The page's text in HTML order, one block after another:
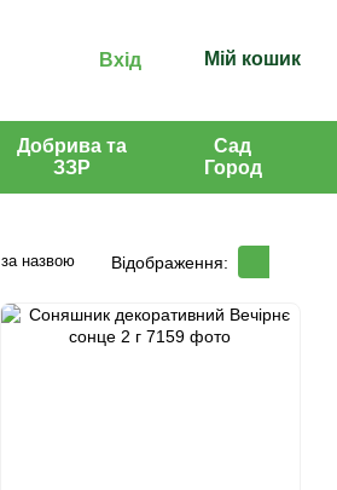
Вхід Мій кошик
Добрива та
ЗЗР
Сад
Город
за назвою Відображення: